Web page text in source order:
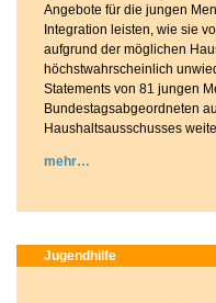
Angebote für die jungen
Integration leisten, wie sie
aufgrund der möglichen
höchstwahrscheinlich
Statements von 81 jungen
Bundestagsabgeordneten
Haushaltsausschusses
mehr
Jugendhilfe